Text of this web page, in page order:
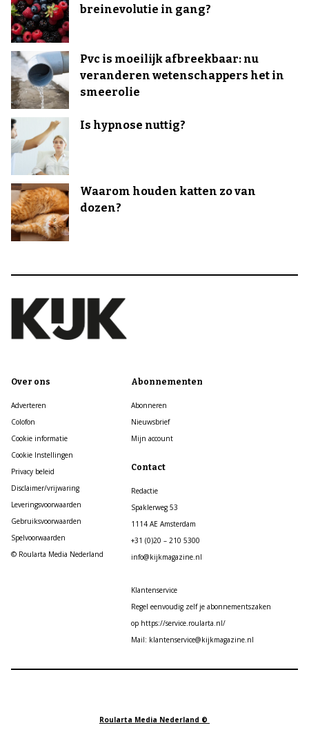
breinevolutie in gang?
Pvc is moeilijk afbreekbaar: nu
veranderen wetenschappers het in
smeerolie
Is hypnose nuttig?
Waarom houden katten zo van
dozen?
Over ons
Adverteren
Colofon
Cookie informatie
Cookie Instellingen
Privacy beleid
Disclaimer/vrijwaring
Leveringsvoorwaarden
Gebruiksvoorwaarden
Spelvoorwaarden
© Roularta Media Nederland
Abonnementen
Abonneren
Nieuwsbrief
Mijn account
Contact
Redactie
Spaklerweg 53
1114 AE Amsterdam
+31 (0)20 – 210 5300
info@kijkmagazine.nl
Klantenservice
Regel eenvoudig zelf je abonnementszaken
op https://service.roularta.nl/
Mail: klantenservice@kijkmagazine.nl
Roularta Media Nederland ©